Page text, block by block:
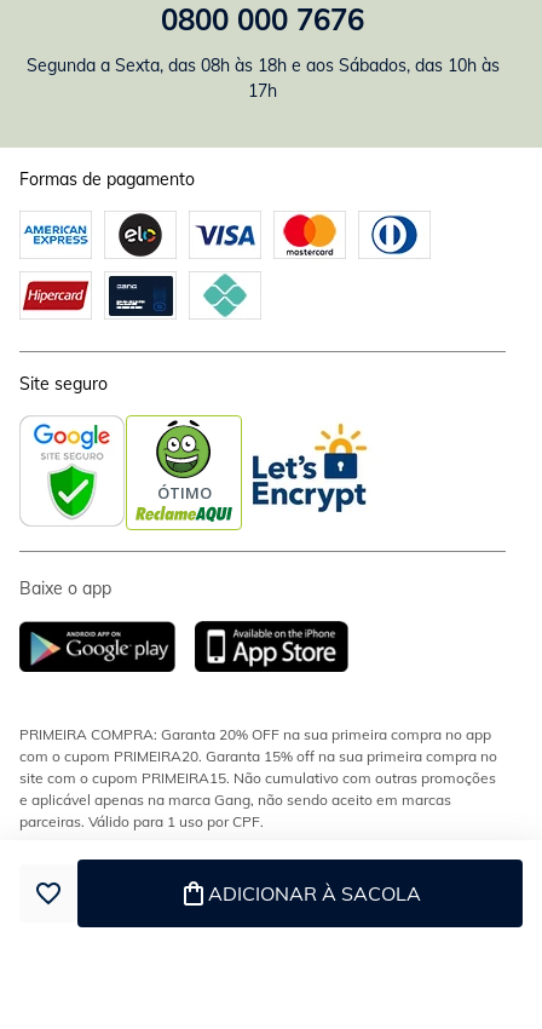
ADICIONAR À SACOLA
0800 000 7676
Segunda a Sexta, das 08h às 18h e aos Sábados, das 10h às
17h
Formas de pagamento
Site seguro
Baixe o app
PRIMEIRA COMPRA: Garanta 20% OFF na sua primeira compra no app
com o cupom PRIMEIRA20. Garanta 15% off na sua primeira compra no
site com o cupom PRIMEIRA15. Não cumulativo com outras promoções
e aplicável apenas na marca Gang, não sendo aceito em marcas
parceiras. Válido para 1 uso por CPF.
CONDIÇÕES DE FRETE: Frete fixo de R$9,90 em compras acima de
R$199 para as regiões Sul e Sudeste. Demais regiões do Brasil, frete
grátis em compras acima de R$299. Válidos para modalidades
transportadora e econômica.